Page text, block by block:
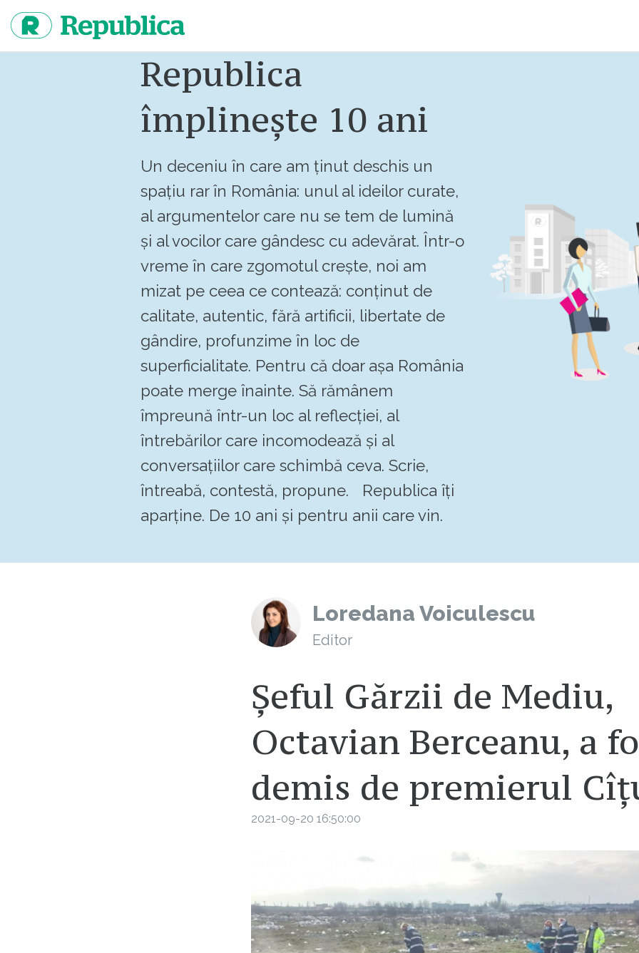
continut
Republica
împlinește 10 ani
Un deceniu în care am ținut deschis un
spațiu rar în România: unul al ideilor curate,
al argumentelor care nu se tem de lumină
și al vocilor care gândesc cu adevărat. Într-o
vreme în care zgomotul crește, noi am
mizat pe ceea ce contează: conținut de
calitate, autentic, fără artificii, libertate de
gândire, profunzime în loc de
superficialitate. Pentru că doar așa România
poate merge înainte. Să rămânem
împreună într-un loc al reflecției, al
întrebărilor care incomodează și al
conversațiilor care schimbă ceva. Scrie,
întreabă, contestă, propune. Republica îți
aparține. De 10 ani și pentru anii care vin.
Loredana Voiculescu
Editor
Șeful Gărzii de Mediu,
Octavian Berceanu, a
demis de premierul
2021-09-20 16:50:00